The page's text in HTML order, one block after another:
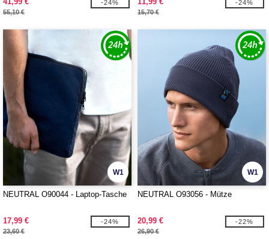
55,10 €
-24%
15,70 €
-24%
W1
NEUTRAL O90044 - Laptop-Tasche
17,99 €
23,60 €
-24%
W1
NEUTRAL O93056 - Mütze
20,99 €
26,90 €
-22%